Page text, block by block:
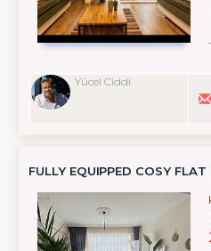
Yücel Ciddi
FULLY EQUIPPED COSY